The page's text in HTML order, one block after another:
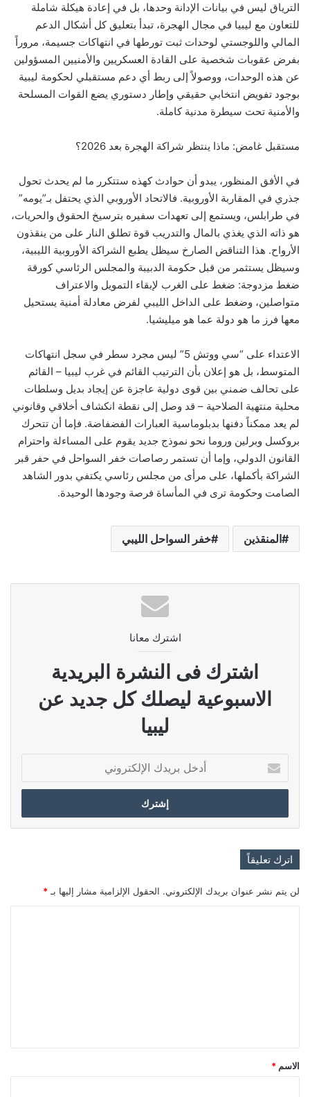
الترياق ليس في بيانات الإدانة وحدها، بل في إعادة هيكلة شاملة
للتعاون مع ليبيا في مجال الهجرة، تبدأ بتعليق كل أشكال الدعم
المالي واللوجستي لوحدات ثبت تورطها في انتهاكات جسيمة، مروراً
بفرض عقوبات شخصية على القادة العسكريين والأمنيين المسؤولين
عن هذه الوحدات، ووصولاً إلى ربط أي دعم مستقبلي لحكومة ليبية
بوجود تفويض انتخابي حقيقي وإطار دستوري يضع القوات المسلحة
والأمنية تحت سيطرة مدنية كاملة.
مستقبل غامض: ماذا ينتظر شراكة الهجرة بعد 2026؟
في الأفق المنظور، يبدو أن حوادث كهذه ستتكرر ما لم يحدث تحول
جذري في المقاربة الأوروبية. فالاتحاد الأوروبي الذي يحتفل بـ”يومه”
في طرابلس، ويستمع إلى تعهدات سفيره بترسيخ الحقوق والحريات،
هو ذاته الذي يغذي بالمال والتدريب قوة تطلق النار على من ينقذون
الأرواح. هذا التناقض الصارخ سيظل يطبع الشراكة الأوروبية الليبية،
وسيظل يستثمر من قبل حكومة الدبيبة والمجلس الرئاسي كورقة
ضغط مزدوجة: ضغط على الغرب لإبقاء التمويل والاعتراف
متواصلين، وضغط على الداخل الليبي لفرض معادلة أمنية يستحيل
معها فرز ما هو دولة عما هو ميليشيا.
الاعتداء على “سي ووتش 5” ليس مجرد سطر في سجل انتهاكات
المتوسط، بل هو إعلان بأن الترتيب القائم في غرب ليبيا – القائم
على تحالف ضمني بين قوى دولية عاجزة عن إيجاد بديل وسلطات
محلية منتهية الصلاحية – قد وصل إلى نقطة انكشاف أخلاقي وقانوني
لم يعد ممكناً دفنها بدبلوماسية العبارات الفضفاضة. فإما أن تتحرك
بروكسل وبرلين وروما نحو نموذج جديد يقوم على المساءلة واحترام
القانون الدولي، وإما أن تستمر رصاصات خفر السواحل في حفر قبر
الشراكة بأكملها، على مرأى من مجلس رئاسي يكتفي بدور الشاهد
الصامت وحكومة ترى في المأساة فرصة وجودها الوحيدة.
المنقذين خفر السواحل الليبي
اشترك معانا
اشترك فى النشرة البريدية
الاسبوعية ليصلك كل جديد عن
ليبيا
بريدك
الإلكتروني
اترك تعليقاً
لن يتم نشر عنوان بريدك الإلكتروني. الحقول الإلزامية مشار إليها بـ *
*
الاسم *